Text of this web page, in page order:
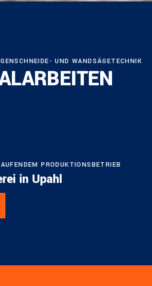
UND WANDSÄGETECHNIK
PRODUKTIONSBETRIEB
in Upahl